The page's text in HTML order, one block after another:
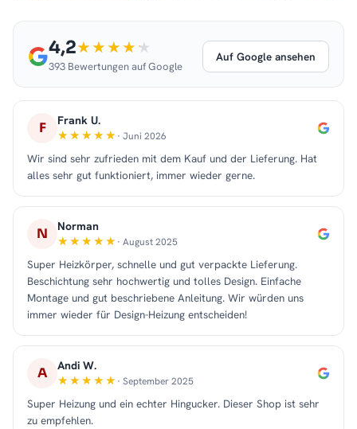
4,2
393 Bewertungen auf Google
Auf Google ansehen
F Frank U.
· Juni 2026
Wir sind sehr zufrieden mit dem Kauf und der Lieferung. Hat
alles sehr gut funktioniert, immer wieder gerne.
N Norman
· August 2025
Super Heizkörper, schnelle und gut verpackte Lieferung.
Beschichtung sehr hochwertig und tolles Design. Einfache
Montage und gut beschriebene Anleitung. Wir würden uns
immer wieder für Design-Heizung entscheiden!
A Andi W.
· September 2025
Super Heizung und ein echter Hingucker. Dieser Shop ist sehr
zu empfehlen.